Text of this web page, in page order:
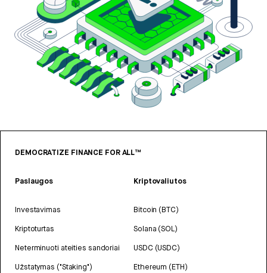
DEMOCRATIZE FINANCE FOR ALL™
Paslaugos
Investavimas
Kriptoturtas
Neterminuoti ateities sandoriai
Užstatymas ("Staking")
Kriptovaliutos
Bitcoin (BTC)
Solana (SOL)
USDC (USDC)
Ethereum (ETH)